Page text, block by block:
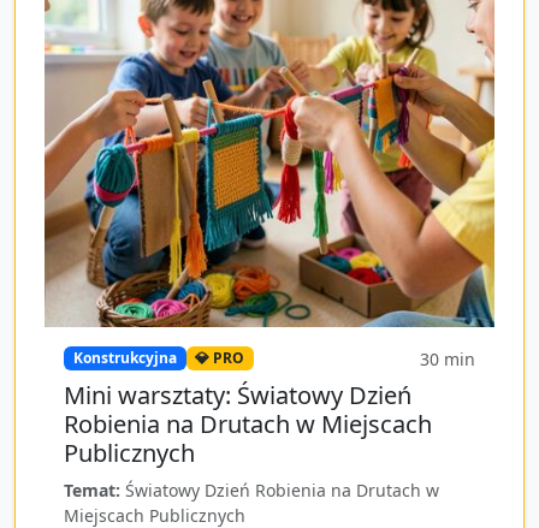
Konstrukcyjna 💎 PRO 30 min
Mini warsztaty: Światowy Dzień
Robienia na Drutach w Miejscach
Publicznych
Temat: Światowy Dzień Robienia na Drutach w
Miejscach Publicznych